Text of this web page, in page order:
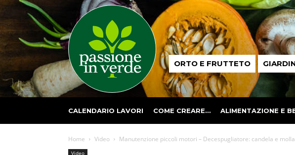
Passione
in ORTO E FRUTTETO
CALENDARIO LAVORI COME CREARE… ALIMENTAZIONE E
Home Video Manutenzione piccoli motori – Decespugliatore: candela e
Video